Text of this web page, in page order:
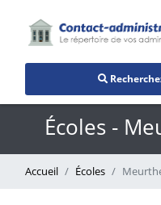
Écoles -
Accueil Écoles